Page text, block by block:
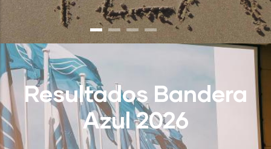
Resultados Bandera
Azul 2026